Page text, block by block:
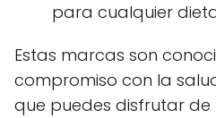
para cualquier
Estas marcas son
compromiso con la
que puedes disfrutar